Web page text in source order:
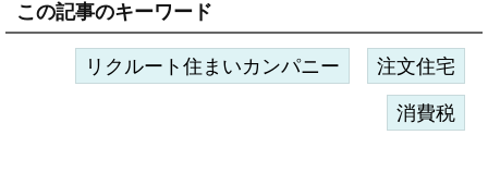
この記事のキーワード
リクルート住まいカンパニー 注文住宅
消費税